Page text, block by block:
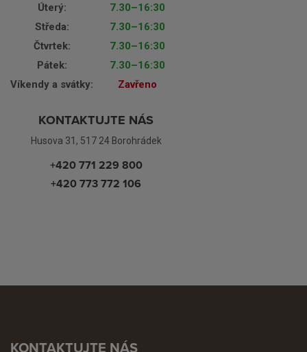
Úterý:
7.30–16:30
Středa:
7.30–16:30
Čtvrtek:
7.30–16:30
Pátek:
7.30–16:30
Víkendy a svátky:
Zavřeno
KONTAKTUJTE NÁS
Husova 31, 517 24 Borohrádek
+420 771 229 800
+420 773 772 106